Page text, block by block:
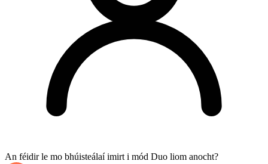
An féidir le mo bhúisteálaí imirt i mód Duo liom anocht?